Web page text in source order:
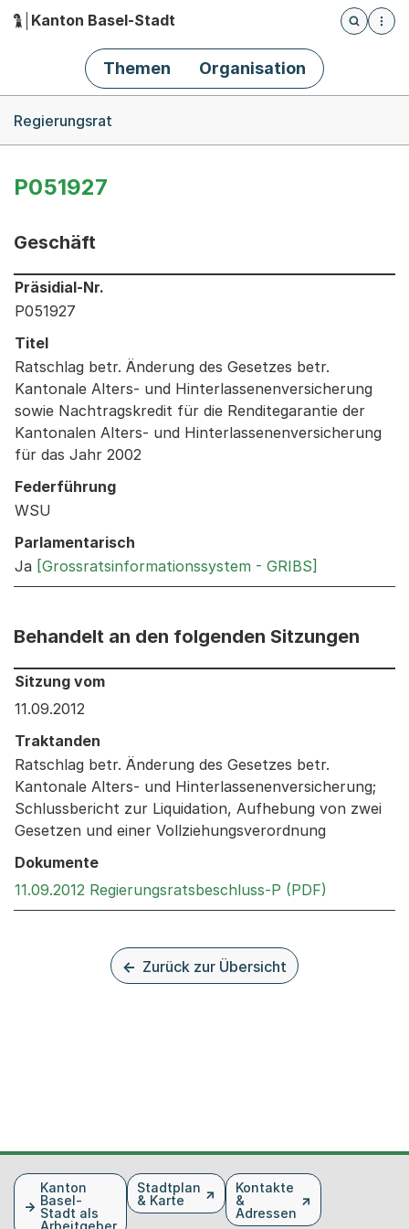
Hauptnavigation
Kanton Basel-Stadt
Öffnet
Themen Organisation
Regierungsrat
P051927
Geschäft
Informationen zum Ausgewählten Geschäft
Präsidial-Nr.
P051927
Titel
Ratschlag betr. Änderung des Gesetzes betr.
Kantonale Alters- und Hinterlassenenversicherung
sowie Nachtragskredit für die Renditegarantie der
Kantonalen Alters- und Hinterlassenenversicherung
für das Jahr 2002
Federführung
WSU
Parlamentarisch
Ja [Grossratsinformationssystem - GRIBS]
Behandelt an den folgenden Sitzungen
Behandelt an den folgenden Sitzungen: Informationen
Sitzung vom
11.09.2012
Traktanden
Ratschlag betr. Änderung des Gesetzes betr.
Kantonale Alters- und Hinterlassenenversicherung;
Schlussbericht zur Liquidation, Aufhebung von zwei
Gesetzen und einer Vollziehungsverordnung
Dokumente
11.09.2012 Regierungsratsbeschluss-P (PDF)
Zurück zur Übersicht
FusszeileKanton
Basel-
Stadt als
Arbeitgeber
Stadtplan
& Karte
Kontakte
&
Adressen